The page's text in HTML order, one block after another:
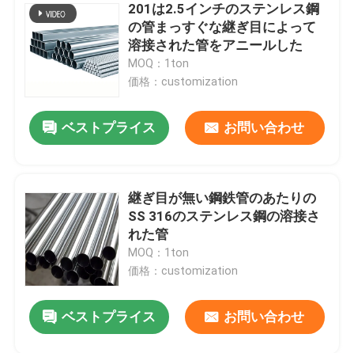
201は2.5インチのステンレス鋼
の管まっすぐな継ぎ目によって
溶接された管をアニールした
MOQ：1ton
価格：customization
ベストプライス お問い合わせ
継ぎ目が無い鋼鉄管のあたりの
SS 316のステンレス鋼の溶接さ
れた管
MOQ：1ton
価格：customization
ベストプライス お問い合わせ